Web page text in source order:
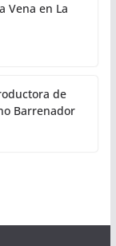
Vena en La
de
Barrenador